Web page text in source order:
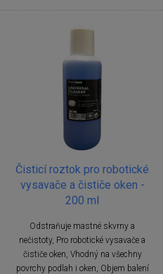
Čisticí roztok pro robotické
vysavače a čističe oken -
200 ml
Odstraňuje mastné skvrny a
nečistoty, Pro robotické vysavače a
čističe oken, Vhodný na všechny
povrchy podlah i oken, Objem balení